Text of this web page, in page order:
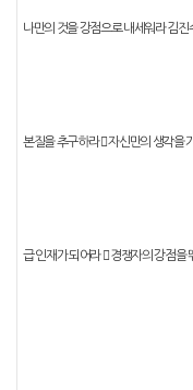
나만의 것을 강점으로 내세워라김진
본질을 추구하라 󰠐자신만의 생각을
급 인재가 되어라 경쟁자의 강점을